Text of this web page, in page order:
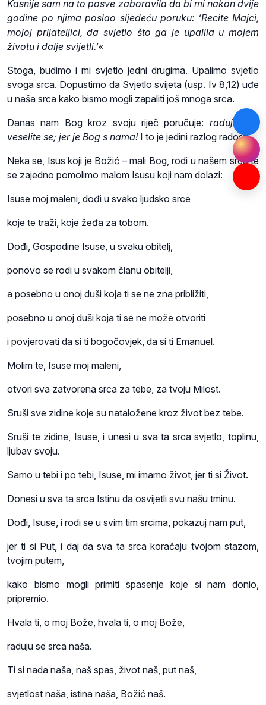
Kasnije sam na to posve zaboravila da bi mi nakon dvije
godine po njima poslao sljedeću poruku: ‘Recite Majci,
mojoj prijateljici, da svjetlo što ga je upalila u mojem
životu i dalje svijetli.’«
Stoga, budimo i mi svjetlo jedni drugima. Upalimo svjetlo
svoga srca. Dopustimo da Svjetlo svijeta (usp. Iv 8,12) uđe
u naša srca kako bismo mogli zapaliti još mnoga srca.
Danas nam Bog kroz svoju riječ poručuje: radujte se,
veselite se; jer je Bog s nama!I to je jedini razlog radosti.
Neka se, Isus koji je Božić – mali Bog, rodi u našem srcu te
se zajedno pomolimo malom Isusu koji nam dolazi:
Isuse moj maleni, dođi u svako ljudsko srce
koje te traži, koje žeđa za tobom.
Dođi, Gospodine Isuse, u svaku obitelj,
ponovo se rodi u svakom članu obitelji,
a posebno u onoj duši koja ti se ne zna približiti,
posebno u onoj duši koja ti se ne može otvoriti
i povjerovati da si ti bogočovjek, da si ti Emanuel.
Molim te, Isuse moj maleni,
otvori sva zatvorena srca za tebe, za tvoju Milost.
Sruši sve zidine koje su nataložene kroz život bez tebe.
Sruši te zidine, Isuse, i unesi u sva ta srca svjetlo, toplinu,
ljubav svoju.
Samo u tebi i po tebi, Isuse, mi imamo život, jer ti si Život.
Donesi u sva ta srca Istinu da osvijetli svu našu tminu.
Dođi, Isuse, i rodi se u svim tim srcima, pokazuj nam put,
jer ti si Put, i daj da sva ta srca koračaju tvojom stazom,
tvojim putem,
kako bismo mogli primiti spasenje koje si nam donio,
pripremio.
Hvala ti, o moj Bože, hvala ti, o moj Bože,
raduju se srca naša.
Ti si nada naša, naš spas, život naš, put naš,
svjetlost naša, istina naša, Božić naš.